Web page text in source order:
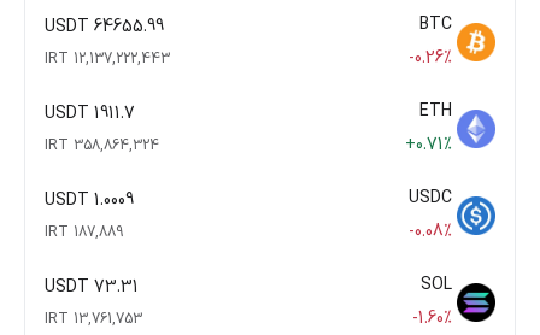
BTC
-0.26%
64655.99 USDT
12,137,222,443 IRT
ETH
+0.71%
1911.7 USDT
358,864,324 IRT
USDC
-0.08%
1.0009 USDT
187,889 IRT
SOL
-1.60%
73.31 USDT
13,761,753 IRT